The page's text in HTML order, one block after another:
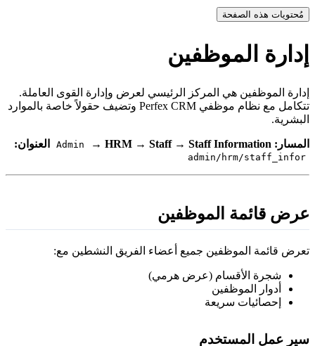
مُحتويات هذه الصفحة
الموظفين
الموظفين هي المركز الرئيسي لعرض وإدارة القوى العاملة.
تتكامل مع نظام موظفي Perfex CRM وتضيف حقولاً خاصة بالموارد
Admin →HRM→Staff→Staff Information العنوان:
admin/hrm/staff_infor
قائمة الموظفين
قائمة الموظفين جميع أعضاء الفريق النشطين مع:
شجرة الأقسام (عرض هرمي)
أدوار الموظفين
إحصائيات سريعة
عمل المستخدم